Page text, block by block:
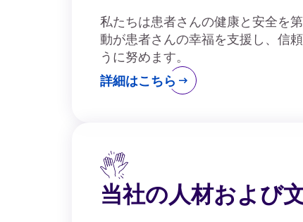
私たちは患者さんの健康と安全を
動が患者さんの幸福を支援し、信
うに努めます。
詳細はこちら
当社の人材および